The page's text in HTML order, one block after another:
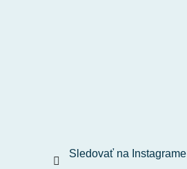
Sledovať na Instagrame